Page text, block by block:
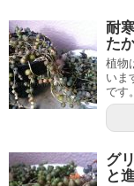
耐
た
植物
いま
です
グ
と